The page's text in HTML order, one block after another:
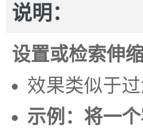
说明：
设置或检索伸
效果类似于
示例：将一